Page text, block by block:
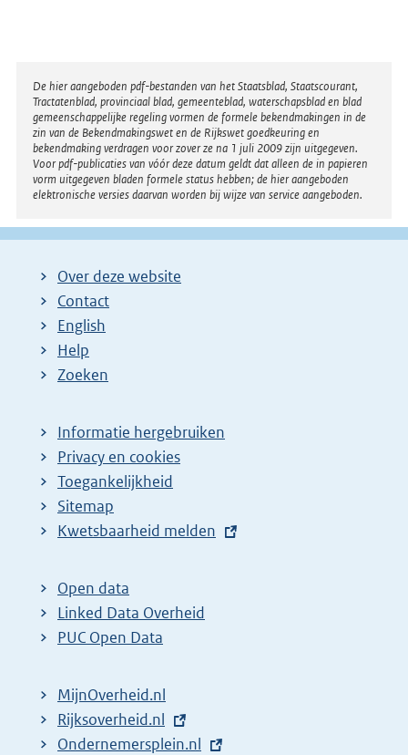
Disclaimer
De hier aangeboden pdf-bestanden van het Staatsblad, Staatscourant,
Tractatenblad, provinciaal blad, gemeenteblad, waterschapsblad en blad
gemeenschappelijke regeling vormen de formele bekendmakingen in de
zin van de Bekendmakingswet en de Rijkswet goedkeuring en
bekendmaking verdragen voor zover ze na 1 juli 2009 zijn uitgegeven.
Voor pdf-publicaties van vóór deze datum geldt dat alleen de in papieren
vorm uitgegeven bladen formele status hebben; de hier aangeboden
elektronische versies daarvan worden bij wijze van service aangeboden.
Over deze website
Contact
English
Help
Zoeken
Informatie hergebruiken
Privacy en cookies
Toegankelijkheid
Sitemap
E
t
e
r
l
i
Kwetsbaarheid melden
Open data
Linked Data Overheid
PUC Open Data
MijnOverheid.nl
E
x
Rijksoverheid.nl
E
Ondernemersplein.nl